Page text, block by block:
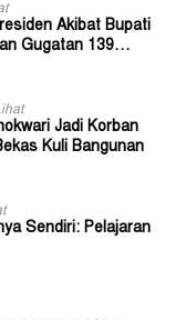
Akibat Bupati
Gugatan 139
Jadi Korban
Kuli Bangunan
Sendiri: Pelajaran